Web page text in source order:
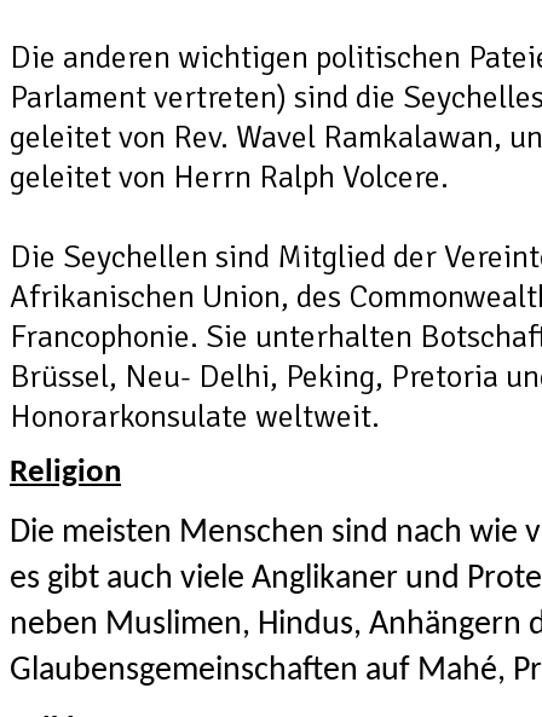
Die anderen wichtigen politischen
Parlament vertreten) sind die
geleitet von Rev. Wavel Ramkalawan,
geleitet von Herrn Ralph Volcere.
Die Seychellen sind Mitglied der
Afrikanischen Union, des
Francophonie. Sie unterhalten
Brüssel, Neu- Delhi, Peking, Pretoria
Honorarkonsulate weltweit.
Religion
Die meisten Menschen sind nach wie
es gibt auch viele Anglikaner und
neben Muslimen, Hindus, Anhängern
Glaubensgemeinschaften auf Mahé,